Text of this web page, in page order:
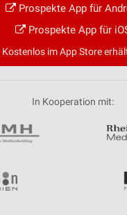
Prospekte App für
Prospekte App für
Kostenlos im App Store
In Kooperation mit: